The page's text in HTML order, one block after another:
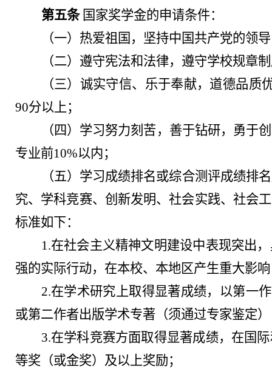
第五条 国家奖学金的申请条件：
（一）热爱祖国，坚持中国共产党的领
（二）遵守宪法和法律，遵守学校规章
（三）诚实守信、乐于奉献，道德品质
90分以上；
（四）学习努力刻苦，善于钻研，勇于
专业前10%以内；
（五）学习成绩排名或综合测评成绩排
究、学科竞赛、创新发明、社会实践、社会
标准如下：
1.在社会主义精神文明建设中表现突出
强的实际行动，在本校、本地区产生重大影
2.在学术研究上取得显著成绩，以第一
或第二作者出版学术专著（须通过专家鉴定
3.在学科竞赛方面取得显著成绩，在国
等奖（或金奖）及以上奖励；